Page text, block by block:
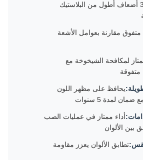
3 أضعاف أطول من البلاستيك
متفوق مقارنة بعوامل الأشعة
لمكافحة الشيخوخة مع
متفوقة
يحافظ على مظهر اللون
لمدة 5 سنوات
أداء ممتاز في عمليات الصب
بين الألوان
تطابق الألوان يعزز مقاومة